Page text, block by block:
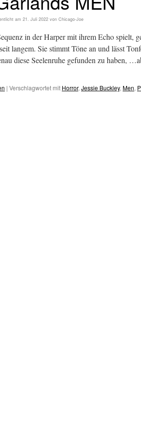
am 21. Juli 2022 von Chicago-Joe
in der Harper mit ihrem Echo spielt,
langem. Sie stimmt Töne an und lässt
diese Seelenruhe gefunden zu haben,
| Verschlagwortet mit Horror, Jessie Buckley, Men,